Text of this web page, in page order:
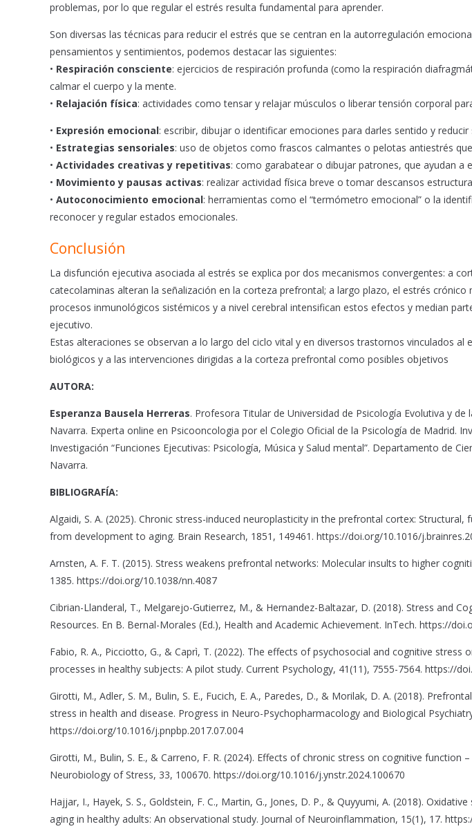
problemas, por lo que regular el estrés resulta fundamental para aprender.
Son diversas las técnicas para reducir el estrés que se centran en la autorregulación
pensamientos y sentimientos, podemos destacar las siguientes:
• Respiración consciente: ejercicios de respiración profunda (como la respiración
calmar el cuerpo y la mente.
• Relajación física: actividades como tensar y relajar músculos o liberar tensión corporal
• Expresión emocional: escribir, dibujar o identificar emociones para darles sentido y reducir
• Estrategias sensoriales: uso de objetos como frascos calmantes o pelotas antiestrés
• Actividades creativas y repetitivas: como garabatear o dibujar patrones, que ayudan a
• Movimiento y pausas activas: realizar actividad física breve o tomar descansos
• Autoconocimiento emocional: herramientas como el “termómetro emocional” o la
reconocer y regular estados emocionales.
Conclusión
La disfunción ejecutiva asociada al estrés se explica por dos mecanismos convergentes: a
catecolaminas alteran la señalización en la corteza prefrontal; a largo plazo, el estrés
procesos inmunológicos sistémicos y a nivel cerebral intensifican estos efectos y median
ejecutivo.
Estas alteraciones se observan a lo largo del ciclo vital y en diversos trastornos vinculados al
biológicos y a las intervenciones dirigidas a la corteza prefrontal como posibles objetivos
AUTORA:
Esperanza Bausela Herreras. Profesora Titular de Universidad de Psicología Evolutiva y de
Navarra. Experta online en Psicooncologia por el Colegio Oficial de la Psicología de Madrid.
Investigación “Funciones Ejecutivas: Psicología, Música y Salud mental”. Departamento de
Navarra.
BIBLIOGRAFÍA:
Algaidi, S. A. (2025). Chronic stress-induced neuroplasticity in the prefrontal cortex:
from development to aging. Brain Research, 1851, 149461. https://doi.org/10.1016/
Arnsten, A. F. T. (2015). Stress weakens prefrontal networks: Molecular insults to higher
1385. https://doi.org/10.1038/nn.4087
Cibrian-Llanderal, T., Melgarejo-Gutierrez, M., & Hernandez-Baltazar, D. (2018). Stress and
Resources. En B. Bernal-Morales (Ed.), Health and Academic Achievement. InTech. https://
Fabio, R. A., Picciotto, G., & Caprì, T. (2022). The effects of psychosocial and cognitive
processes in healthy subjects: A pilot study. Current Psychology, 41(11), 7555-7564. https://
Girotti, M., Adler, S. M., Bulin, S. E., Fucich, E. A., Paredes, D., & Morilak, D. A. (2018).
stress in health and disease. Progress in Neuro-Psychopharmacology and Biological
https://doi.org/10.1016/j.pnpbp.2017.07.004
Girotti, M., Bulin, S. E., & Carreno, F. R. (2024). Effects of chronic stress on cognitive function
Neurobiology of Stress, 33, 100670. https://doi.org/10.1016/j.ynstr.2024.100670
Hajjar, I., Hayek, S. S., Goldstein, F. C., Martin, G., Jones, D. P., & Quyyumi, A. (2018).
aging in healthy adults: An observational study. Journal of Neuroinflammation, 15(1), 17.